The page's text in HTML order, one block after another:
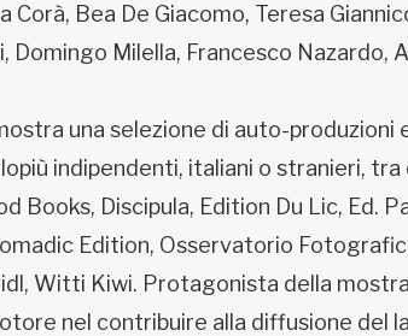
Corà, Bea De Giacomo, Teresa
Milella, Francesco Nazardo,
una selezione di auto-
indipendenti, italiani o stranieri,
Books, Discipula, Edition Du Lic, Ed.
Edition, Osservatorio
Witti Kiwi. Protagonista della
nel contribuire alla diffusione del